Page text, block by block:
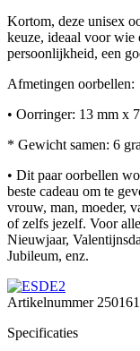
Kortom, deze unisex
keuze, ideaal voor wie
persoonlijkheid, een
Afmetingen oorbellen:
• Oorringer: 13 mm x
* Gewicht samen: 6
• Dit paar oorbellen
beste cadeau om te
vrouw, man, moeder,
of zelfs jezelf. Voor
Nieuwjaar,
Jubileum, enz.
Artikelnummer
Specificaties